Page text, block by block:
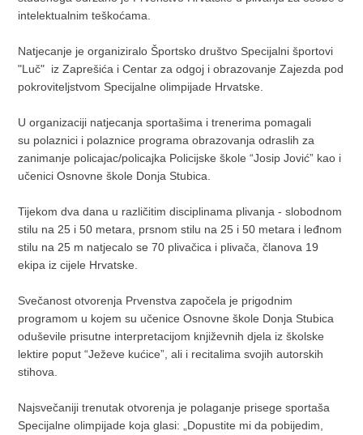
intelektualnim teškoćama.
Natjecanje je organiziralo Športsko društvo Specijalni športovi
"Luč" iz Zaprešića i Centar za odgoj i obrazovanje Zajezda pod
pokroviteljstvom Specijalne olimpijade Hrvatske.
U organizaciji natjecanja sportašima i trenerima pomagali
su polaznici i polaznice programa obrazovanja odraslih za
zanimanje policajac/policajka Policijske škole “Josip Jović” kao i
učenici Osnovne škole Donja Stubica.
Tijekom dva dana u različitim disciplinama plivanja - slobodnom
stilu na 25 i 50 metara, prsnom stilu na 25 i 50 metara i leđnom
stilu na 25 m natjecalo se 70 plivačica i plivača, članova 19
ekipa iz cijele Hrvatske.
Svečanost otvorenja Prvenstva započela je prigodnim
programom u kojem su učenice Osnovne škole Donja Stubica
oduševile prisutne interpretacijom književnih djela iz školske
lektire poput “Ježeve kućice”, ali i recitalima svojih autorskih
stihova.
Najsvečaniji trenutak otvorenja je polaganje prisege sportaša
Specijalne olimpijade koja glasi: „Dopustite mi da pobijedim,